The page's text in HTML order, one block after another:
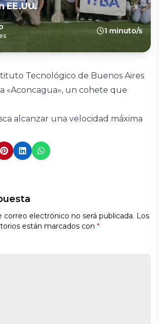
EE.UU.
1 minuto/s
Tecnológico de Buenos Aires
«Aconcagua», un cohete que
alcanzar una velocidad máxima
correo electrónico no será publicada. Los
están marcados con *